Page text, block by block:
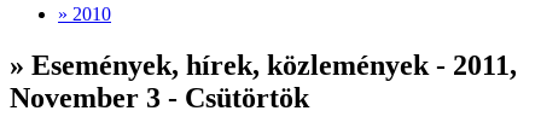
» 2010
» Események, hírek, közlemények - 2011,
November 3 - Csütörtök